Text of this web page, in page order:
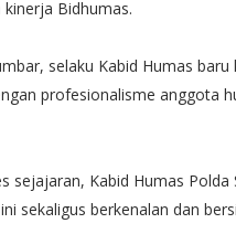
Bidhumas.
selaku Kabid Humas baru
profesionalisme anggota
sejajaran, Kabid Humas
sekaligus berkenalan dan